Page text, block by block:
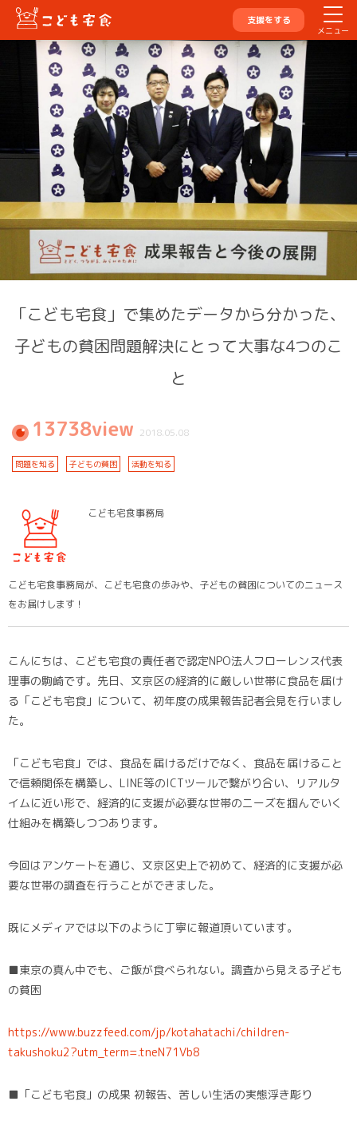
メニュー
支援をする
「こども宅食」で集めたデータから分かった、
子どもの貧困問題解決にとって大事な4つのこ
と
13738view 2018.05.08
問題を知る 子どもの貧困 活動を知る
こども宅食事務局
こども宅食事務局が、こども宅食の歩みや、子どもの貧困についてのニュース
をお届けします！
こんにちは、こども宅食の責任者で認定NPO法人フローレンス代表
理事の駒崎です。先日、文京区の経済的に厳しい世帯に食品を届け
る「こども宅食」について、初年度の成果報告記者会見を行いまし
た。
「こども宅食」では、食品を届けるだけでなく、食品を届けること
で信頼関係を構築し、LINE等のICTツールで繋がり合い、リアルタ
イムに近い形で、経済的に支援が必要な世帯のニーズを掴んでいく
仕組みを構築しつつあります。
今回はアンケートを通じ、文京区史上で初めて、経済的に支援が必
要な世帯の調査を行うことができました。
既にメディアでは以下のように丁寧に報道頂いています。
■東京の真ん中でも、ご飯が食べられない。調査から見える子ども
の貧困
https://www.buzzfeed.com/jp/kotahatachi/children-
takushoku2?utm_term=.tneN71Vb8
■「こども宅食」の成果 初報告、苦しい生活の実態浮き彫り